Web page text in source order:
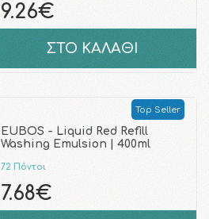
9.26€
ΣΤΟ ΚΑΛΑΘΙ
Top Seller
EUBOS - Liquid Red Refill
Washing Emulsion | 400ml
72 Πόντοι
7.68€